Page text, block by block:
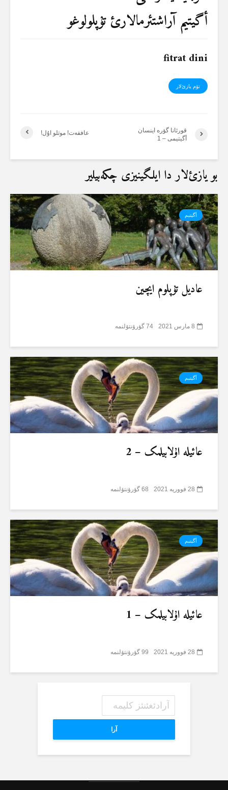
أگیتیم آراشتئرمالارئ تۇپلولوغو
fitrat dini
تۆم یازئ‌لار
عاففەت! موتلو اۇل!
قورئانا گؤرە اینسان
أگیتیمی – 1
بو یازئ‌لار دا ایلگینیزی چکەبیلیر
أگیتیم
عادیل تۇپلوم ایچین
8 مارس 2021 74 گؤرۆنتۆلنمە
أگیتیم
عائیلە اۇلابیلمک – 2
28 فووریه 2021 68 گؤرۆنتۆلنمە
أگیتیم
عائیلە اۇلابیلمک – 1
28 فووریه 2021 99 گؤرۆنتۆلنمە
آرا